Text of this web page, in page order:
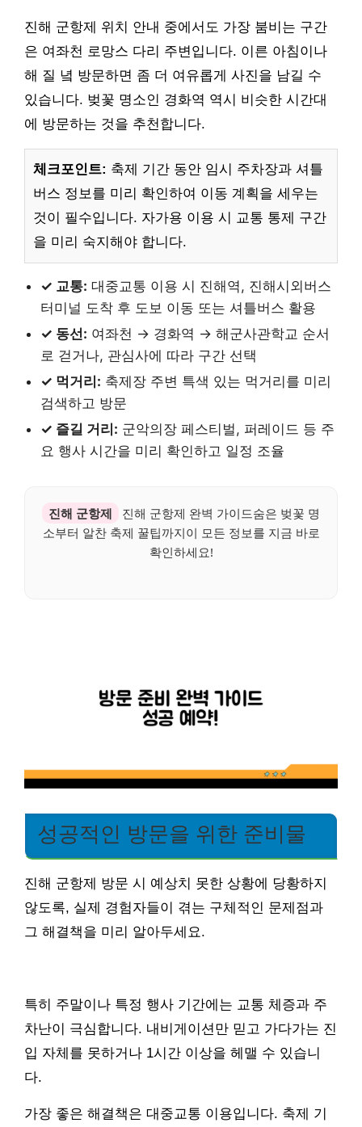
진해 군항제 위치 안내 중에서도 가장 붐비는 구간
은 여좌천 로망스 다리 주변입니다. 이른 아침이나
해 질 녘 방문하면 좀 더 여유롭게 사진을 남길 수
있습니다. 벚꽃 명소인 경화역 역시 비슷한 시간대
에 방문하는 것을 추천합니다.
체크포인트: 축제 기간 동안 임시 주차장과 셔틀
버스 정보를 미리 확인하여 이동 계획을 세우는
것이 필수입니다. 자가용 이용 시 교통 통제 구간
을 미리 숙지해야 합니다.
✓ 교통: 대중교통 이용 시 진해역, 진해시외버스
터미널 도착 후 도보 이동 또는 셔틀버스 활용
✓ 동선: 여좌천 → 경화역 → 해군사관학교 순서
로 걷거나, 관심사에 따라 구간 선택
✓ 먹거리: 축제장 주변 특색 있는 먹거리를 미리
검색하고 방문
✓ 즐길 거리: 군악의장 페스티벌, 퍼레이드 등 주
요 행사 시간을 미리 확인하고 일정 조율
진해 군항제
진해 군항제 완벽 가이드숨은 벚꽃 명
소부터 알찬 축제 꿀팁까지이 모든 정보를 지금 바로
확인하세요!
성공적인 방문을 위한 준비물
진해 군항제 방문 시 예상치 못한 상황에 당황하지
않도록, 실제 경험자들이 겪는 구체적인 문제점과
그 해결책을 미리 알아두세요.
특히 주말이나 특정 행사 기간에는 교통 체증과 주
차난이 극심합니다. 내비게이션만 믿고 가다가는 진
입 자체를 못하거나 1시간 이상을 헤맬 수 있습니
다.
가장 좋은 해결책은 대중교통 이용입니다. 축제 기